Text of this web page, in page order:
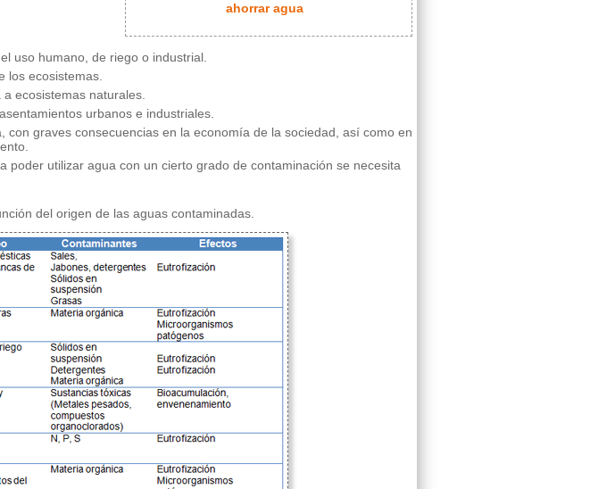
ahorrar agua
uso humano, de riego o industrial.
los ecosistemas.
ecosistemas naturales.
urbanos e industriales.
con graves consecuencias en la economía de la sociedad, así como en
poder utilizar agua con un cierto grado de contaminación se necesita
del origen de las aguas contaminadas.